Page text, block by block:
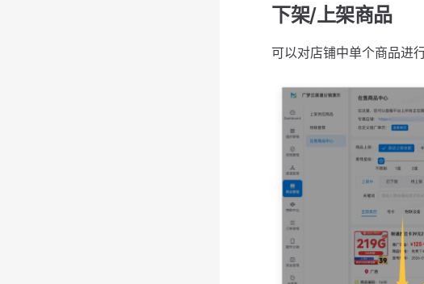
下架/上架商品
可以对店铺中单个商品进